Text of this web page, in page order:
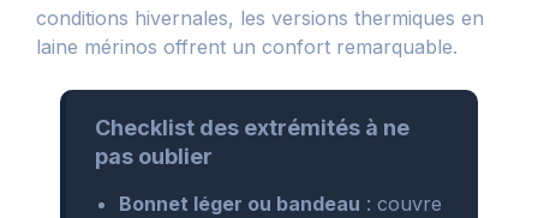
conditions hivernales, les versions thermiques en
laine mérinos offrent un confort remarquable.
Checklist des extrémités à ne
pas oublier
Bonnet léger ou bandeau : couvre